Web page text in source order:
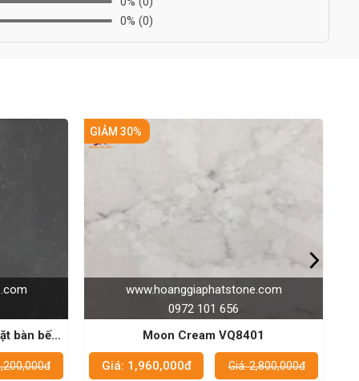
0% (0)
www.hoanggiaphatstone.com
0972 101 656
GIẢM 30%
Moon Cream VQ8401
Giá: 1,960,000đ Giá: 2,800,000đ